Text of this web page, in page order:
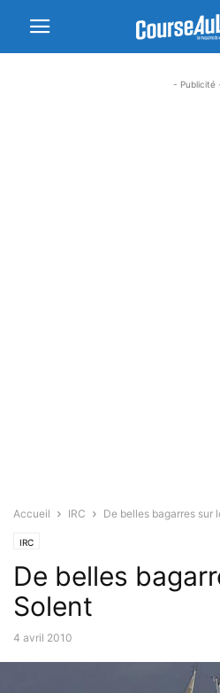
- Publicité
Accueil IRC De belles bagarres sur
IRC
De belles
Solent
4 avril 2010